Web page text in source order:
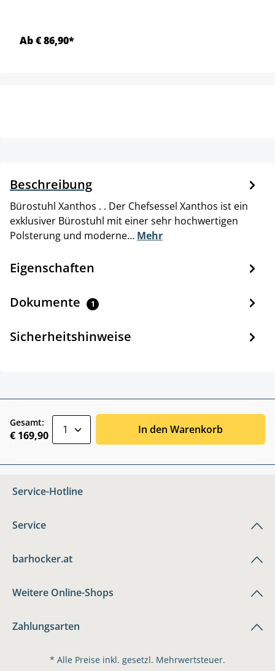
Ab € 86,90*
Beschreibung
Bürostuhl Xanthos . . Der Chefsessel Xanthos ist ein
exklusiver Bürostuhl mit einer sehr hochwertigen
Polsterung und moderne… Mehr
Eigenschaften
Dokumente 1
Sicherheitshinweise
Gesamt:
€ 169,90 In den Warenkorb
Service-Hotline
Service
barhocker.at
Weitere Online-Shops
Zahlungsarten
* Alle Preise inkl. gesetzl. Mehrwertsteuer.